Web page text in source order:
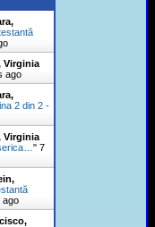
Virginia
ago
2 din 2 -
Virginia
" 7
ago